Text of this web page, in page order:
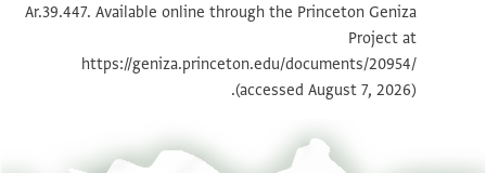
بيان أذونات الصورة
Ar.39.447. Available online through the Princeton Geniza
Project at
https://geniza.princeton.edu/documents/20954/
(accessed August 7, 2026).